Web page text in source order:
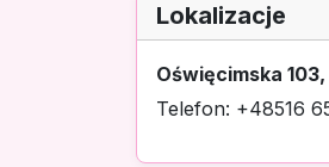
Lokalizacje
Oświęcimska
Telefon: +48516